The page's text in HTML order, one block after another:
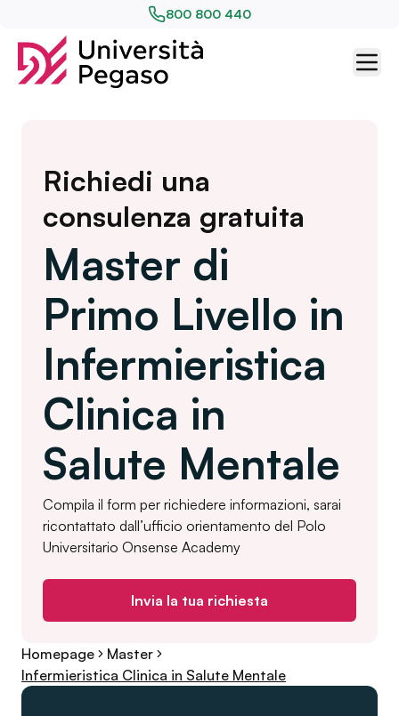
800 800 440
Richiedi una
consulenza gratuita
Master di
Primo Livello in
Infermieristica
Clinica in
Salute Mentale
Compila il form per richiedere informazioni, sarai
ricontattato dall’ufficio orientamento del Polo
Universitario Onsense Academy
Invia la tua richiesta
Homepage
Master
Infermieristica Clinica in Salute Mentale